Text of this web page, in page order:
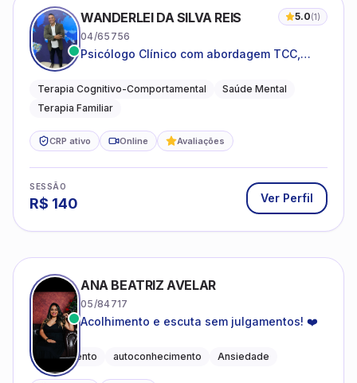
WANDERLEI DA SILVA REIS 5.0(1)
04/65756
Psicólogo Clínico com abordagem TCC,
sistêmica
Terapia Cognitivo-Comportamental
Saúde Mental
Terapia Familiar
CRP ativo Online Avaliações
SESSÃO
R$ 140 Ver Perfil
ANA BEATRIZ AVELAR
05/84717
Acolhimento e escuta sem julgamentos! ❤️
Acolhimento autoconhecimento Ansiedade